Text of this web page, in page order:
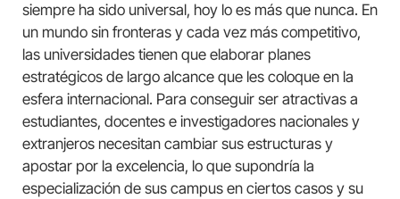
siempre ha sido universal, hoy lo es más que nunca. En
un mundo sin fronteras y cada vez más competitivo,
las universidades tienen que elaborar planes
estratégicos de largo alcance que les coloque en la
esfera internacional. Para conseguir ser atractivas a
estudiantes, docentes e investigadores nacionales y
extranjeros necesitan cambiar sus estructuras y
apostar por la excelencia, lo que supondría la
especialización de sus campus en ciertos casos y su